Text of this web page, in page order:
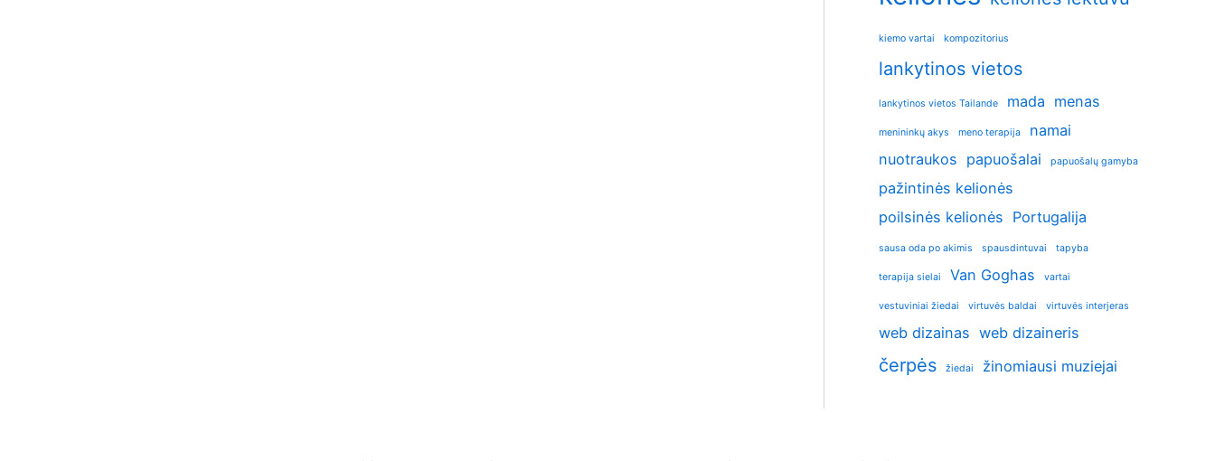
kiemo vartai kompozitorius
lankytinos vietos
lankytinos vietos Tailande mada menas
menininkų akys meno terapija
namai
nuotraukos papuošalai papuošalų gamyba
pažintinės kelionės
poilsinės kelionės Portugalija
sausa oda po akimis spausdintuvai tapyba
terapija sielai Van Goghas vartai
vestuviniai žiedai virtuvės baldai virtuvės interjeras
web dizainas web dizaineris
čerpės žiedai žinomiausi muziejai